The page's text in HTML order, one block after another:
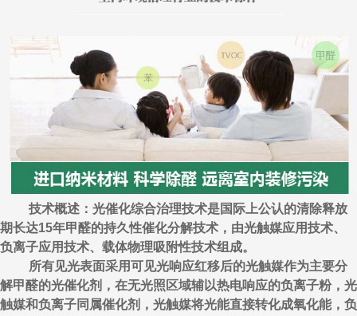
技术概述：光催化综合治理技术是国际上公认的清除释放
期长达15年甲醛的持久性催化分解技术，由光触媒应用技术、
负离子应用技术、载体物理吸附性技术组成。
所有见光表面采用可见光响应红移后的光触媒作为主要分
解甲醛的光催化剂，在无光照区域辅以热电响应的负离子粉，光
触媒和负离子同属催化剂，光触媒将光能直接转化成氧化能，负